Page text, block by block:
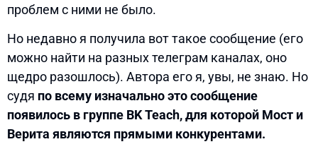
проблем с ними не было.
Но недавно я получила вот такое сообщение (его
можно найти на разных телеграм каналах, оно
щедро разошлось). Автора его я, увы, не знаю. Но
судя по всему изначально это сообщение
появилось в группе BK Teach, для которой Мост и
Верита являются прямыми конкурентами.